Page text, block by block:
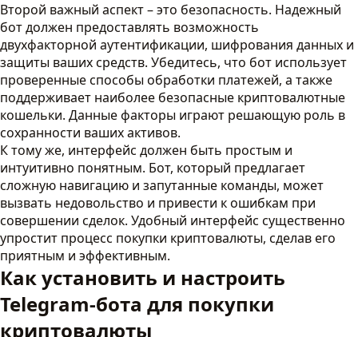
Второй важный аспект – это безопасность. Надежный
бот должен предоставлять возможность
двухфакторной аутентификации, шифрования данных и
защиты ваших средств. Убедитесь, что бот использует
проверенные способы обработки платежей, а также
поддерживает наиболее безопасные криптовалютные
кошельки. Данные факторы играют решающую роль в
сохранности ваших активов.
К тому же, интерфейс должен быть простым и
интуитивно понятным. Бот, который предлагает
сложную навигацию и запутанные команды, может
вызвать недовольство и привести к ошибкам при
совершении сделок. Удобный интерфейс существенно
упростит процесс покупки криптовалюты, сделав его
приятным и эффективным.
Как установить и настроить
Telegram-бота для покупки
криптовалюты